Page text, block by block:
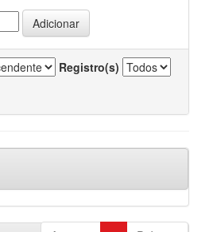
Registro(s)